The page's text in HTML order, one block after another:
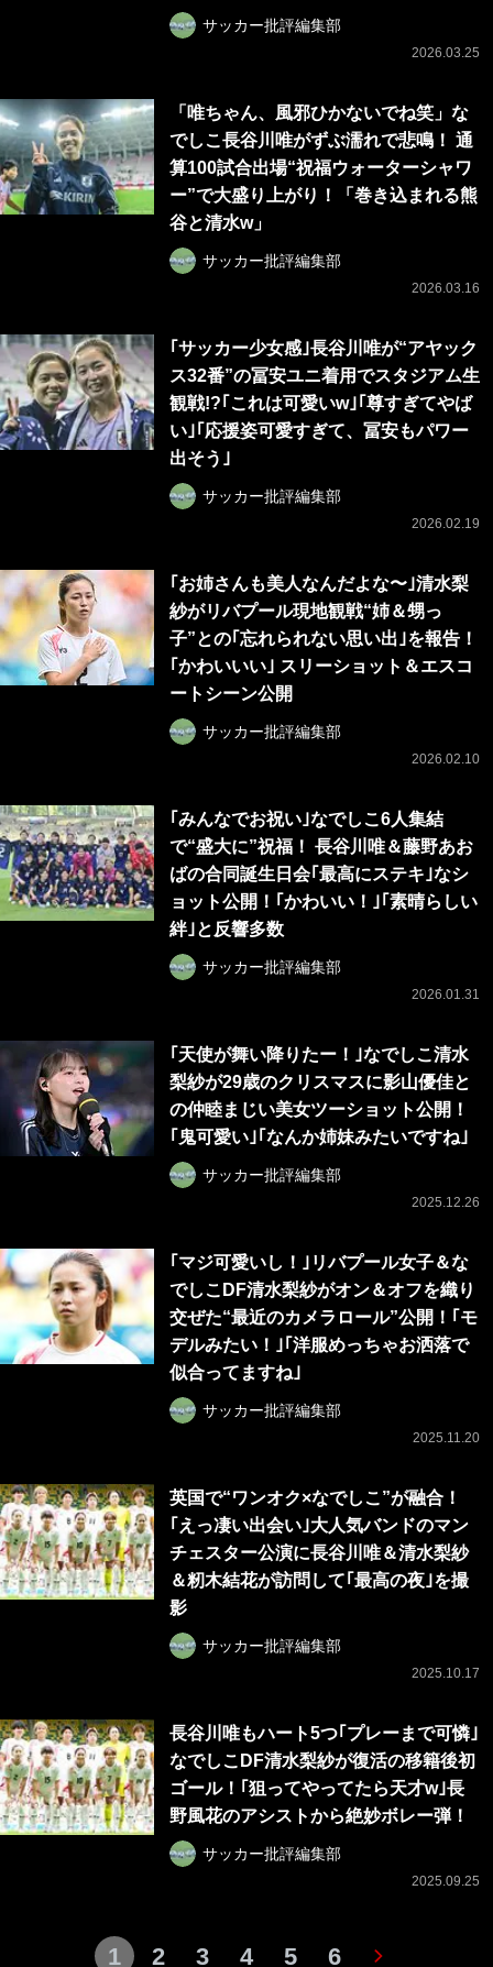
サッカー批評編集部
2026.03.25
「唯ちゃん、風邪ひかないでね笑」な
でしこ長谷川唯がずぶ濡れで悲鳴！ 通
算100試合出場“祝福ウォーターシャワ
ー”で大盛り上がり！「巻き込まれる熊
谷と清水w」
サッカー批評編集部
2026.03.16
｢サッカー少女感｣長谷川唯が“アヤック
ス32番”の冨安ユニ着用でスタジアム生
観戦!?｢これは可愛いw｣｢尊すぎてやば
い｣｢応援姿可愛すぎて、冨安もパワー
出そう｣
サッカー批評編集部
2026.02.19
｢お姉さんも美人なんだよな〜｣清水梨
紗がリバプール現地観戦“姉＆甥っ
子”との｢忘れられない思い出｣を報告！
｢かわいいい｣ スリーショット＆エスコ
ートシーン公開
サッカー批評編集部
2026.02.10
｢みんなでお祝い｣なでしこ6人集結
で“盛大に”祝福！ 長谷川唯＆藤野あお
ばの合同誕生日会｢最高にステキ｣なシ
ョット公開！｢かわいい！｣｢素晴らしい
絆｣と反響多数
サッカー批評編集部
2026.01.31
｢天使が舞い降りたー！｣なでしこ清水
梨紗が29歳のクリスマスに影山優佳と
の仲睦まじい美女ツーショット公開！
｢鬼可愛い｣｢なんか姉妹みたいですね｣
サッカー批評編集部
2025.12.26
｢マジ可愛いし！｣リバプール女子＆な
でしこDF清水梨紗がオン＆オフを織り
交ぜた“最近のカメラロール”公開！｢モ
デルみたい！｣｢洋服めっちゃお洒落で
似合ってますね｣
サッカー批評編集部
2025.11.20
英国で“ワンオク×なでしこ”が融合！
｢えっ凄い出会い｣大人気バンドのマン
チェスター公演に長谷川唯＆清水梨紗
＆籾木結花が訪問して｢最高の夜｣を撮
影
サッカー批評編集部
2025.10.17
長谷川唯もハート5つ｢プレーまで可憐｣
なでしこDF清水梨紗が復活の移籍後初
ゴール！｢狙ってやってたら天才w｣長
野風花のアシストから絶妙ボレー弾！
サッカー批評編集部
2025.09.25
1 2 3 4 5 6